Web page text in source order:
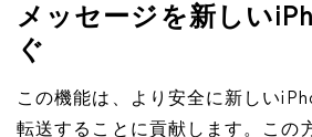
メッセージを新しい
ぐ
この機能は、より安全に新しい
転送することに貢献します。この